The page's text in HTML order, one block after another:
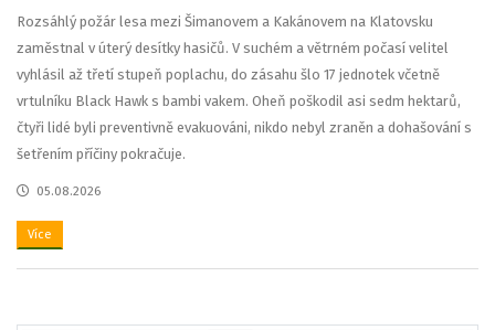
Rozsáhlý požár lesa mezi Šimanovem a Kakánovem na Klatovsku
zaměstnal v úterý desítky hasičů. V suchém a větrném počasí velitel
vyhlásil až třetí stupeň poplachu, do zásahu šlo 17 jednotek včetně
vrtulníku Black Hawk s bambi vakem. Oheň poškodil asi sedm hektarů,
čtyři lidé byli preventivně evakuováni, nikdo nebyl zraněn a dohašování s
šetřením příčiny pokračuje.
05.08.2026
Více